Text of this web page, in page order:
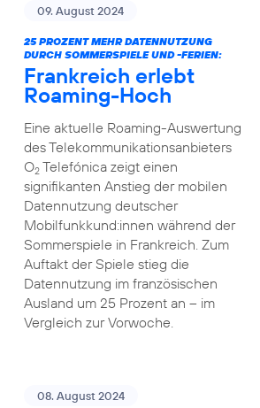
09. August 2024
25 PROZENT MEHR DATENNUTZUNG
DURCH SOMMERSPIELE UND -FERIEN:
Frankreich erlebt
Roaming-Hoch
Eine aktuelle Roaming-Auswertung
des Telekommunikationsanbieters
O2Telefónica zeigt einen
signifikanten Anstieg der mobilen
Datennutzung deutscher
Mobilfunkkund:innen während der
Sommerspiele in Frankreich. Zum
Auftakt der Spiele stieg die
Datennutzung im französischen
Ausland um 25 Prozent an – im
Vergleich zur Vorwoche.
08. August 2024